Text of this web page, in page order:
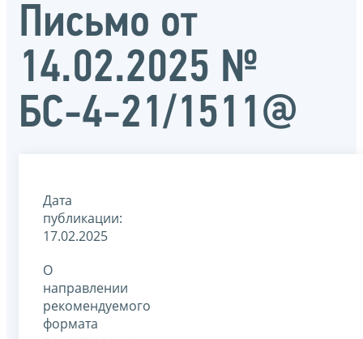
Письмо от
14.02.2025 №
БС-4-21/1511@
Дата
публикации:
17.02.2025
О
направлении
рекомендуемого
формата